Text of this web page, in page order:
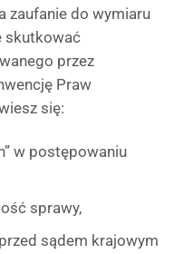
zaufanie do wymiaru
skutkować
przez
Praw
się:
w postępowaniu
sprawy,
sądem krajowym